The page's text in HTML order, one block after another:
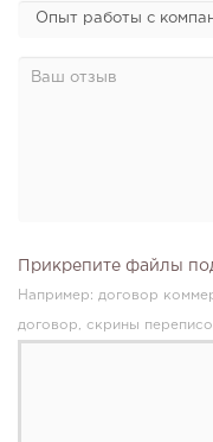
Прикрепите файлы
Например: договор
договор, скрины